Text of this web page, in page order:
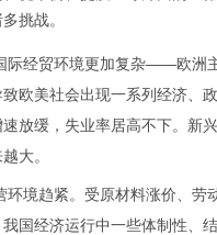
挑战。
经贸环境更加复杂——欧洲主
欧美社会出现一系列经济、
放缓，失业率居高不下。新
大。
趋紧。受原材料涨价、劳
国经济运行中一些体制性、